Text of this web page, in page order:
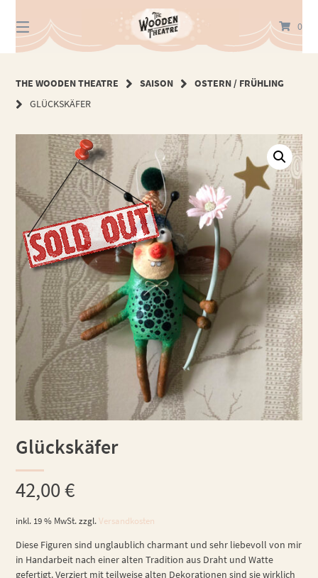
zum
Inhalt
0
THE WOODEN THEATRE SAISON
OSTERN / FRÜHLING
GLÜCKSKÄFER
Glückskäfer
42,00€
inkl. 19 % MwSt. zzgl.Versandkosten
Diese Figuren sind unglaublich charmant und sehr liebevoll von mir
in Handarbeit nach einer alten Tradition aus Draht und Watte
gefertigt. Verziert mit teilweise alten Dekorationen sind sie wirklich